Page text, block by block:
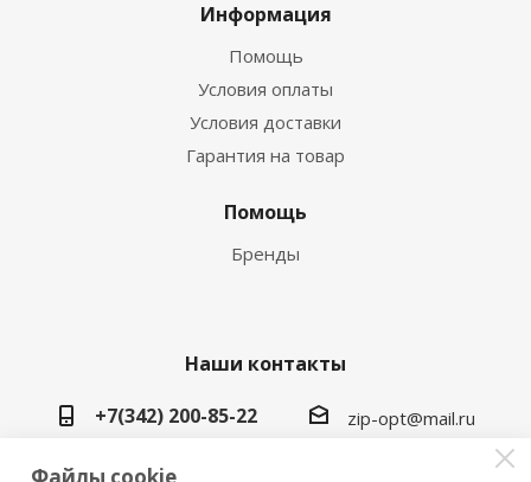
Информация
Помощь
Условия оплаты
Условия доставки
Гарантия на товар
Помощь
Бренды
Наши контакты
+7(342) 200-85-22
zip-opt@mail.ru
г. Пермь, ул. Васильева, 5в